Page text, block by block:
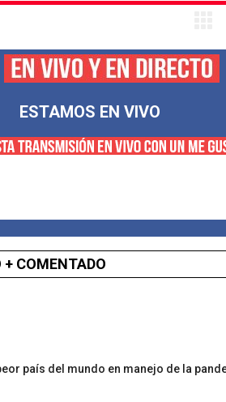
ESTAMOS EN VIVO
+ COMENTADO
país del mundo en manejo de la